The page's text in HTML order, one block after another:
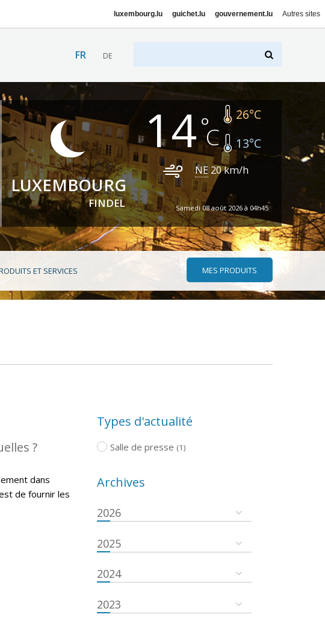
luxembourg.lu guichet.lu gouvernement.lu Autres sites
FR DE
LUXEMBOURG
FINDEL
14 26°C
13°C
NE 20km/h
Samedi 08 août 2026 à 04h45
ET SERVICES MES PRODUITS
?
dans
de fournir les
Types d'actualité
Salle de presse (1)
Archives
2026
2025
2024
2023